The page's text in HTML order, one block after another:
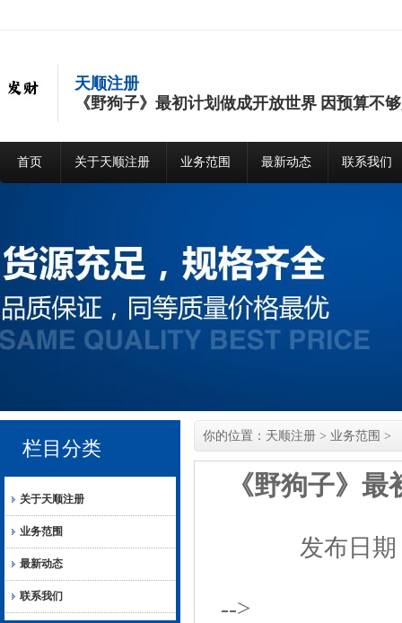
天顺注册
《野狗子》最初计划做成开放世界 因预算不
首页 关于天顺注册 业务范围 最新动态 联系我们
栏目分类
关于天顺注册
业务范围
最新动态
联系我们
你的位置： 天顺注册 > 业务范围 >
《野狗子》
发布日
-->